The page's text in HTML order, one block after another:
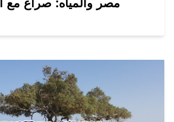
مصر والمياه: صراع مع